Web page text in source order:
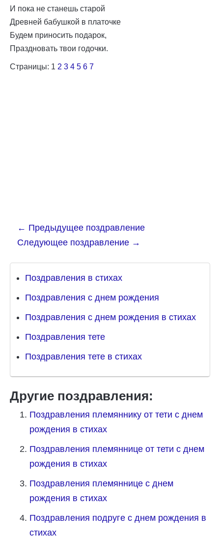
И пока не станешь старой
Древней бабушкой в платочке
Будем приносить подарок,
Праздновать твои годочки.
Страницы: 1 2 3 4 5 6 7
← Предыдущее поздравление
Следующее поздравление →
Поздравления в стихах
Поздравления с днем рождения
Поздравления с днем рождения в стихах
Поздравления тете
Поздравления тете в стихах
Другие поздравления:
Поздравления племяннику от тети с днем
рождения в стихах
Поздравления племяннице от тети с днем
рождения в стихах
Поздравления племяннице с днем
рождения в стихах
Поздравления подруге с днем рождения в
стихах